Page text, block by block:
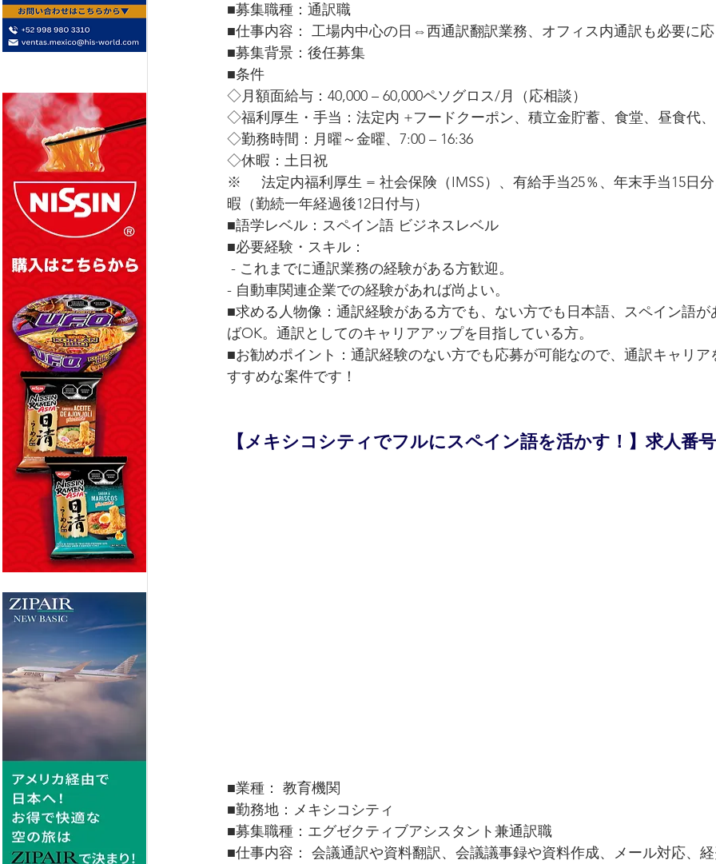
■募集職種：通訳職
■仕事内容： 工場内中心の日⇔西通訳翻訳業務、オフィス内通訳も必要に
■募集背景：後任募集
■条件
◇月額面給与：40,000 – 60,000ペソグロス/月（応相談）
◇福利厚生・手当：法定内 +フードクーポン、積立金貯蓄、食堂、昼食代
◇勤務時間：月曜～金曜、7:00 – 16:36
◇休暇：土日祝
※     法定内福利厚生 = 社会保険（IMSS）、有給手当25％、年末手当15日
暇（勤続一年経過後12日付与）
■語学レベル：スペイン語 ビジネスレベル
■必要経験・スキル：
- これまでに通訳業務の経験がある方歓迎。
- 自動車関連企業での経験があれば尚よい。
■求める人物像：通訳経験がある方でも、ない方でも日本語、スペイン語が
ばOK。通訳としてのキャリアアップを目指している方。
■お勧めポイント：通訳経験のない方でも応募が可能なので、通訳キャリア
すすめな案件です！
【メキシコシティでフルにスペイン語を活かす！】求人番号
■業種： 教育機関
■勤務地：メキシコシティ
■募集職種：エグゼクティブアシスタント兼通訳職
■仕事内容： 会議通訳や資料翻訳、会議議事録や資料作成、メール対応、